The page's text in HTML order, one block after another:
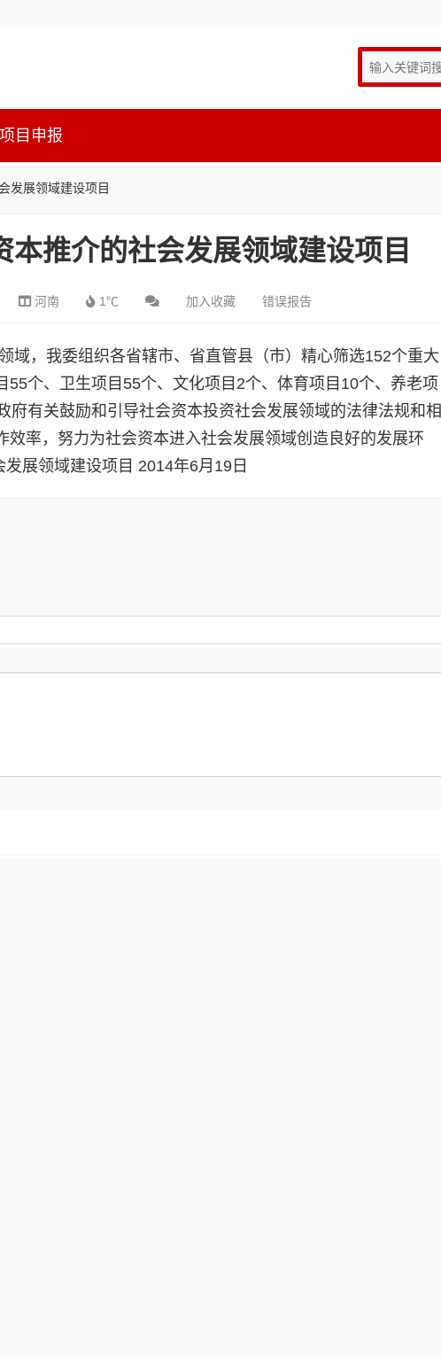
项目申报
发展领域建设项目
推介的社会发展领域建设项目
河南 1℃ 加入收藏 错误报告
，我委组织各省辖市、省直管县（市）精心筛选152个重大
个、卫生项目55个、文化项目2个、体育项目10个、养老项
有关鼓励和引导社会资本投资社会发展领域的法律法规和相
率，努力为社会资本进入社会发展领域创造良好的发展环
展领域建设项目 2014年6月19日